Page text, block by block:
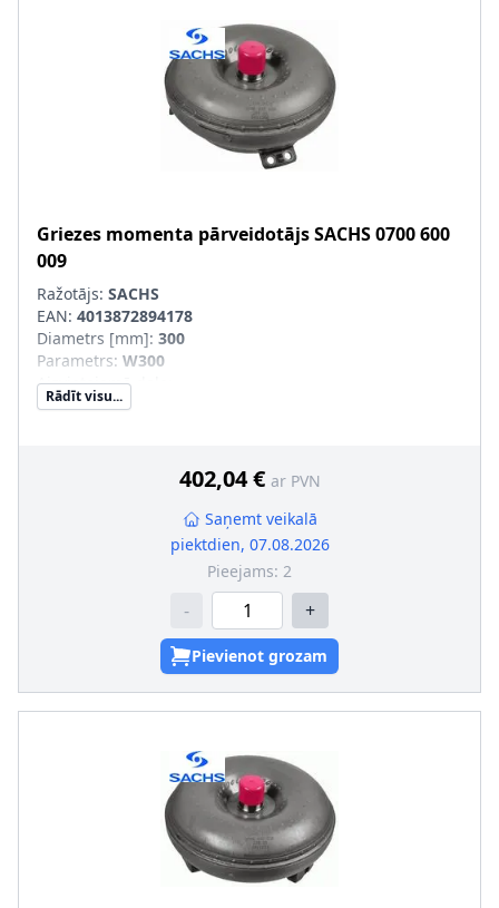
Griezes momenta pārveidotājsSACHS0700 600
009
Ražotājs: SACHS
EAN: 4013872894178
Diametrs [mm]: 300
Parametrs: W300
Aizvietojamā daļa
SVHC:Informācija nav pieejama, lūdzu, griezieties pie
Rādīt visu...
402,04 € ar PVN
Saņemt veikalā
piektdien, 07.08.2026
Pieejams: 2
- +
Pievienot grozam